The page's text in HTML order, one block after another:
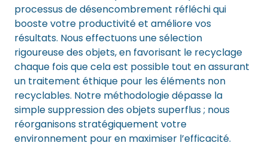
processus de désencombrement réfléchi qui
booste votre productivité et améliore vos
résultats. Nous effectuons une sélection
rigoureuse des objets, en favorisant le recyclage
chaque fois que cela est possible tout en assurant
un traitement éthique pour les éléments non
recyclables. Notre méthodologie dépasse la
simple suppression des objets superflus ; nous
réorganisons stratégiquement votre
environnement pour en maximiser l’efficacité.